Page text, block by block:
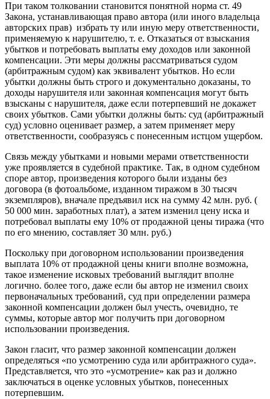
При таком толковании становится понятной норма ст. 49
Закона, устанавливающая право автора (или иного владельца
авторских прав) избрать ту или иную меру ответственности,
применяемую к нарушителю, т. е. Отказаться от взыскания
убытков и потребовать выплаты ему доходов или законной
компенсации. Эти меры должны рассматриваться судом
(арбитражным судом) как эквивалент убытков. Но если
убытки должны быть строго и документально доказаны, то
доходы нарушителя или законная компенсация могут быть
взысканы с нарушителя, даже если потерпевший не докажет
своих убытков. Сами убытки должны быть: суд (арбитражный
суд) условно оценивает размер, а затем применяет меру
ответственности, сообразуясь с понесенным истцом ущербом.
Связь между убытками и новыми мерами ответственности
уже проявляется в судебной практике. Так, в одном судебном
споре автор, произведения которого были изданы без
договора (в фотоальбоме, изданном тиражом в 30 тысяч
экземпляров), вначале предъявил иск на сумму 42 млн. руб. (
50 000 мин. заработных плат), а затем изменил цену иска и
потребовал выплаты ему 10% от продажной цены тиража (что
по его мнению, составляет 30 млн. руб.)
Поскольку при договорном использовании произведения
выплата 10% от продажной цены книги вполне возможна,
такое изменение исковых требований выглядит вполне
логично. более того, даже если бы автор не изменил своих
первоначальных требований, суд при определении размера
законной компенсации должен был учесть, очевидно, те
суммы, которые автор мог получить при договорном
использовании произведения.
Закон гласит, что размер законной компенсации должен
определяться «по усмотрению суда или арбитражного суда».
Представляется, что это «усмотрение» как раз и должно
заключаться в оценке условных убытков, понесенных
потерпевшим.